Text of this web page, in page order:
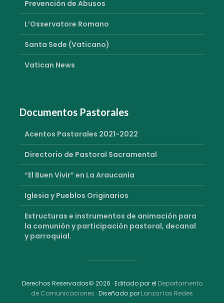
Prevención de Abusos
L’Osservatore Romano
Santa Sede (Vaticano)
Vatican News
Documentos Pastorales
Acentos Pastorales 2021-2022
Directorio de Pastoral Sacramental
“El Buen Vivir” en La Araucanía
Iglesia y Pueblos Originarios
Estructuras e instrumentos de animación para
la comunión y participación pastoral, decanal
y parroquial.
Derechos Reservados© 2026 · Editado por el Departamento
de Comunicaciones · Diseñado por Lanzar las Redes